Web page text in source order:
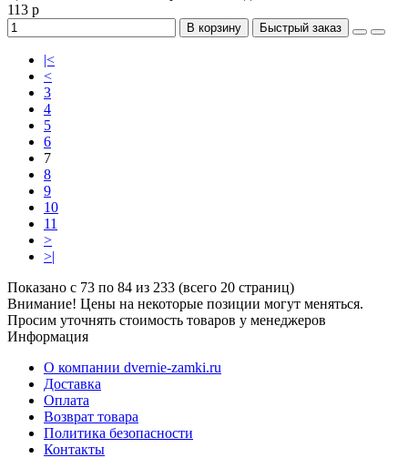
113 р
В корзину Быстрый заказ
|<
<
3
4
5
6
7
8
9
10
11
>
>|
Показано с 73 по 84 из 233 (всего 20 страниц)
Внимание! Цены на некоторые позиции могут меняться.
Просим уточнять стоимость товаров у менеджеров
Информация
О компании dvernie-zamki.ru
Доставка
Оплата
Возврат товара
Политика безопасности
Контакты